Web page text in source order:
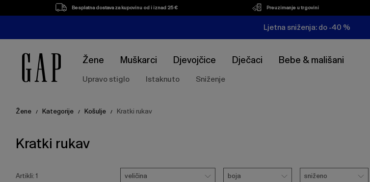
Besplatna dostava za kupovinu od i iznad 25 € Preuzimanje u trgovini
Ljetna sniženja: do -40 %
Žene Muškarci Djevojčice Dječaci Bebe & mališani
Upravo stiglo Istaknuto Sniženje
Žene / Kategorije / Košulje / Kratki rukav
Kratki rukav
tipku
Artikli: 1
Veličina
veličina
Boja
boja
Sniženo
sniženo
Popis
proizvoda